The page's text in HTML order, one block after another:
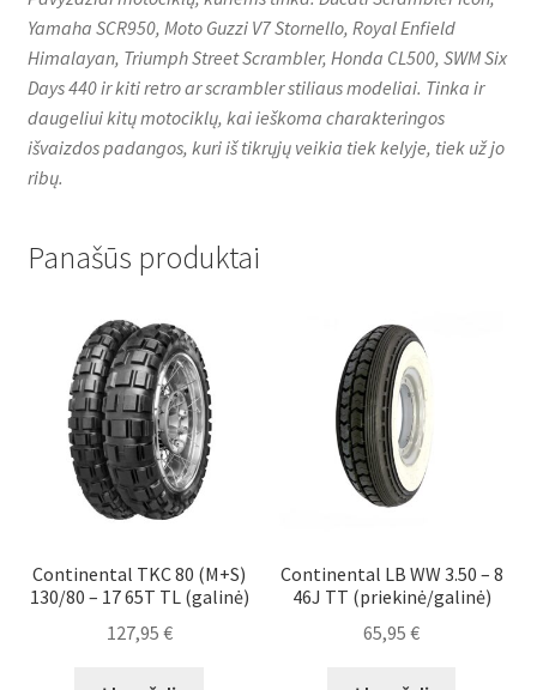
Yamaha SCR950, Moto Guzzi V7 Stornello, Royal Enfield
Himalayan, Triumph Street Scrambler, Honda CL500, SWM Six
Days 440 ir kiti retro ar scrambler stiliaus modeliai. Tinka ir
daugeliui kitų motociklų, kai ieškoma charakteringos
išvaizdos padangos, kuri iš tikrųjų veikia tiek kelyje, tiek už jo
ribų.
Panašūs produktai
Continental TKC 80 (M+S)
130/80 – 17 65T TL (galinė)
127,95 €
Continental LB WW 3.50 – 8
46J TT (priekinė/galinė)
65,95€